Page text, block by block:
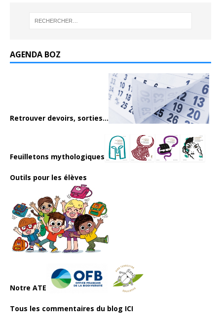
AGENDA BOZ
Retrouver devoirs, sorties...
Feuilletons mythologiques
Outils pour les élèves
Notre ATE
Tous les commentaires du blog ICI